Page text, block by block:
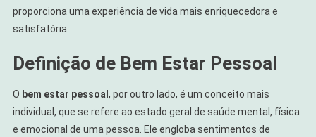
proporciona uma experiência de vida mais enriquecedora e
satisfatória.
Definição de Bem Estar Pessoal
O bem estar pessoal , por outro lado, é um conceito mais
individual, que se refere ao estado geral de saúde mental, física
e emocional de uma pessoa. Ele engloba sentimentos de